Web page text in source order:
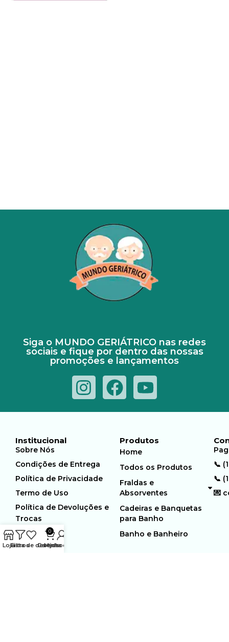
Siga o MUNDO GERIÁTRICO nas redes
sociais e fique por dentro das nossas
promoções e lançamentos
Institucional
Sobre Nós
Condições de Entrega
Política de Privacidade
Termo de Uso
Política de Devoluções e
Trocas
Produtos
Home
Todos os Produtos
Fraldas e
Absorventes
Cadeiras e Banquetas
para Banho
Banho e Banheiro
📞
📞
💌
LojaFiltros
Lista de desejos
0
Carrinho
Minha conta